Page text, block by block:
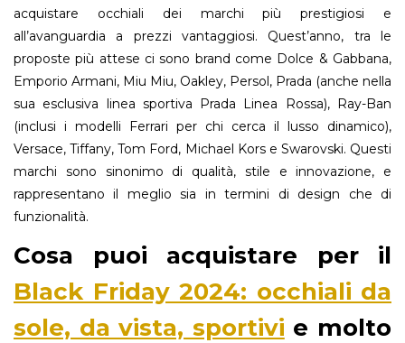
acquistare occhiali dei marchi più prestigiosi e
all’avanguardia a prezzi vantaggiosi. Quest’anno, tra le
proposte più attese ci sono brand come Dolce & Gabbana,
Emporio Armani, Miu Miu, Oakley, Persol, Prada (anche nella
sua esclusiva linea sportiva Prada Linea Rossa), Ray-Ban
(inclusi i modelli Ferrari per chi cerca il lusso dinamico),
Versace, Tiffany, Tom Ford, Michael Kors e Swarovski. Questi
marchi sono sinonimo di qualità, stile e innovazione, e
rappresentano il meglio sia in termini di design che di
funzionalità.
Cosa puoi acquistare per il
Black Friday 2024: occhiali da
sole, da vista, sportivi e molto